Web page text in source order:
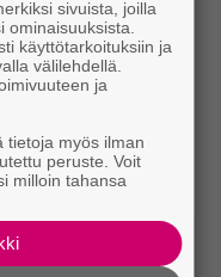
sivuista, joilla
käyttötarkoituksiin ja
välilehdellä.
ja
tietoja myös ilman
peruste. Voit
milloin tahansa